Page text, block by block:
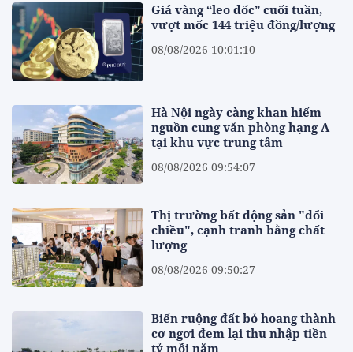
Giá vàng “leo dốc” cuối tuần,
vượt mốc 144 triệu đồng/lượng
08/08/2026 10:01:10
Hà Nội ngày càng khan hiếm
nguồn cung văn phòng hạng A
tại khu vực trung tâm
08/08/2026 09:54:07
Thị trường bất động sản "đổi
chiều", cạnh tranh bằng chất
lượng
08/08/2026 09:50:27
Biến ruộng đất bỏ hoang thành
cơ ngơi đem lại thu nhập tiền
tỷ mỗi năm